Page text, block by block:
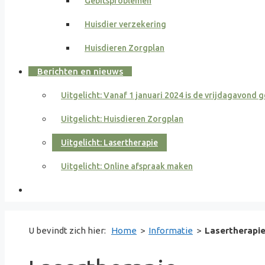
Huisdier verzekering
Huisdieren Zorgplan
Berichten en nieuws
Uitgelicht: Vanaf 1 januari 2024 is de vrijdagavond
Uitgelicht: Huisdieren Zorgplan
Uitgelicht: Lasertherapie
Uitgelicht: Online afspraak maken
U bevindt zich hier: Home > Informatie > Lasertherapie